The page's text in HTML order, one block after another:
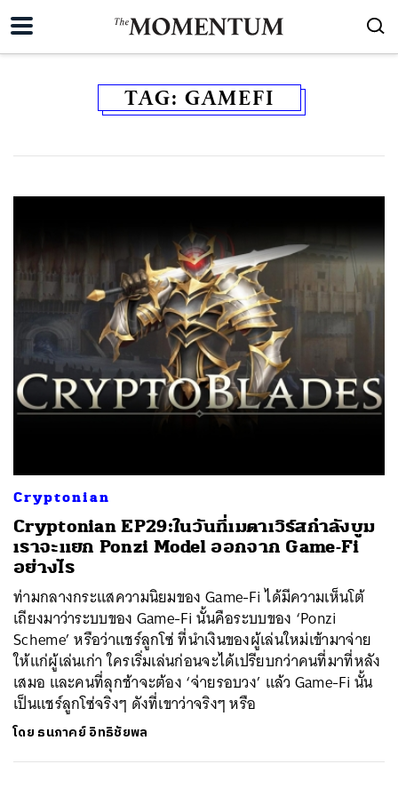
TAG: GAMEFI
Cryptonian
Cryptonian EP29:ในวันที่เมตาเวิร์สกำลังบูม
เราจะแยก Ponzi Model ออกจาก Game-Fi
อย่างไร
ท่ามกลางกระแสความนิยมของ Game-Fi ได้มีความเห็นโต้
เถียงมาว่าระบบของ Game-Fi นั้นคือระบบของ ‘Ponzi
Scheme’ หรือว่าแชร์ลูกโซ่ ที่นำเงินของผู้เล่นใหม่เข้ามาจ่าย
ให้แก่ผู้เล่นเก่า ใครเริ่มเล่นก่อนจะได้เปรียบกว่าคนที่มาที่หลัง
เสมอ และคนที่ลุกช้าจะต้อง ‘จ่ายรอบวง’ แล้ว Game-Fi นั้น
เป็นแชร์ลูกโซ่จริงๆ ดังที่เขาว่าจริงๆ หรือ
โดย ธนภาคย์ อิทธิชัยพล
SHARE